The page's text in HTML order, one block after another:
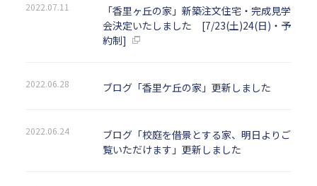
2022.07.11
「香里ヶ丘の家」新築注文住宅・完成見学
会決定いたしました [7/23(土)24(日)・予
約制]
2022.06.28 ブログ「香里ケ丘の家」更新しました
2022.06.24
ブログ「校庭を借景とする家、明日よりご
覧いただけます」更新しました